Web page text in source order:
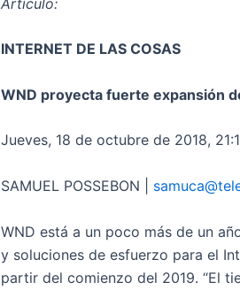
INTERNET DE LAS COSAS
WND proyecta fuerte expansión
Jueves, 18 de octubre de 2018,
SAMUEL POSSEBON |
WND está a un poco más de un
y soluciones de esfuerzo para el
partir del comienzo del 2019. “El